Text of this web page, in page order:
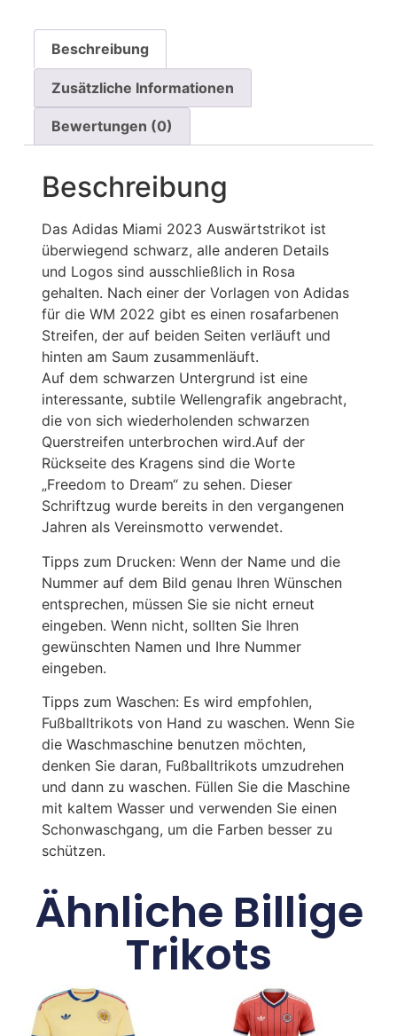
Beschreibung
Zusätzliche Informationen
Bewertungen (0)
Beschreibung
Das Adidas Miami 2023 Auswärtstrikot ist
überwiegend schwarz, alle anderen Details
und Logos sind ausschließlich in Rosa
gehalten. Nach einer der Vorlagen von Adidas
für die WM 2022 gibt es einen rosafarbenen
Streifen, der auf beiden Seiten verläuft und
hinten am Saum zusammenläuft.
Auf dem schwarzen Untergrund ist eine
interessante, subtile Wellengrafik angebracht,
die von sich wiederholenden schwarzen
Querstreifen unterbrochen wird.Auf der
Rückseite des Kragens sind die Worte
„Freedom to Dream“ zu sehen. Dieser
Schriftzug wurde bereits in den vergangenen
Jahren als Vereinsmotto verwendet.
Tipps zum Drucken: Wenn der Name und die
Nummer auf dem Bild genau Ihren Wünschen
entsprechen, müssen Sie sie nicht erneut
eingeben. Wenn nicht, sollten Sie Ihren
gewünschten Namen und Ihre Nummer
eingeben.
Tipps zum Waschen: Es wird empfohlen,
Fußballtrikots von Hand zu waschen. Wenn Sie
die Waschmaschine benutzen möchten,
denken Sie daran, Fußballtrikots umzudrehen
und dann zu waschen. Füllen Sie die Maschine
mit kaltem Wasser und verwenden Sie einen
Schonwaschgang, um die Farben besser zu
schützen.
Ähnliche Billige
Trikots